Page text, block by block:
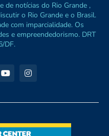
de notícias do Rio Grande ,
o Rio Grande e o Brasil.
com imparcialidade. Os
e empreendedorismo. DRT
DF.